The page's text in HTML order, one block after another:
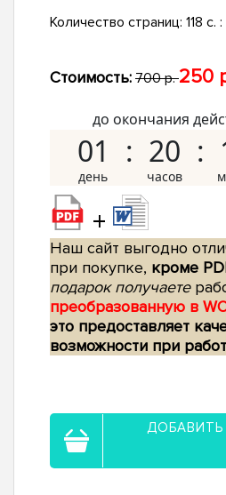
Количество страниц: 118 с.
Стоимость: 700 р.250
до окончания
01 20
+
Наш сайт выгодно
при покупке, кроме
подарок получаете
преобразованную в
это предоставляет
возможности при
ДОБАВИТЬ